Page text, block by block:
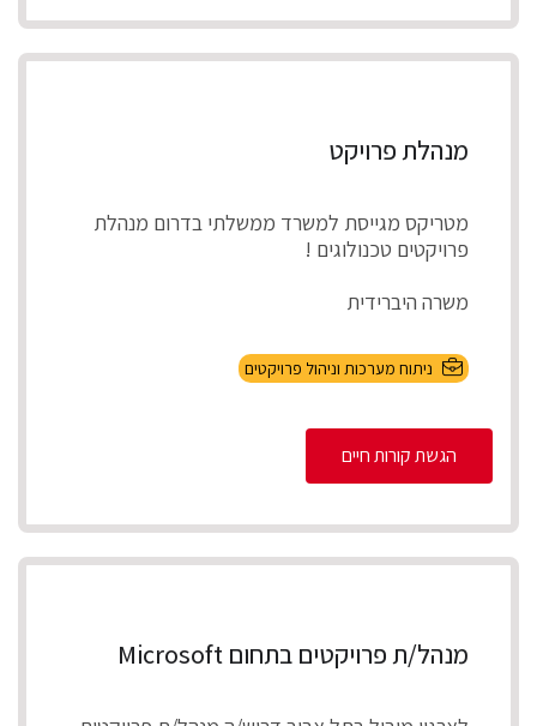
מנהלת פרויקט
מטריקס מגייסת למשרד ממשלתי בדרום מנהלת
פרויקטים טכנולוגים !
משרה היברידית
תיאור התפקיד
והטמע...
ניתוח מערכות וניהול פרויקטים
הגשת קורות חיים
מנהל/ת פרויקטים בתחום Microsoft